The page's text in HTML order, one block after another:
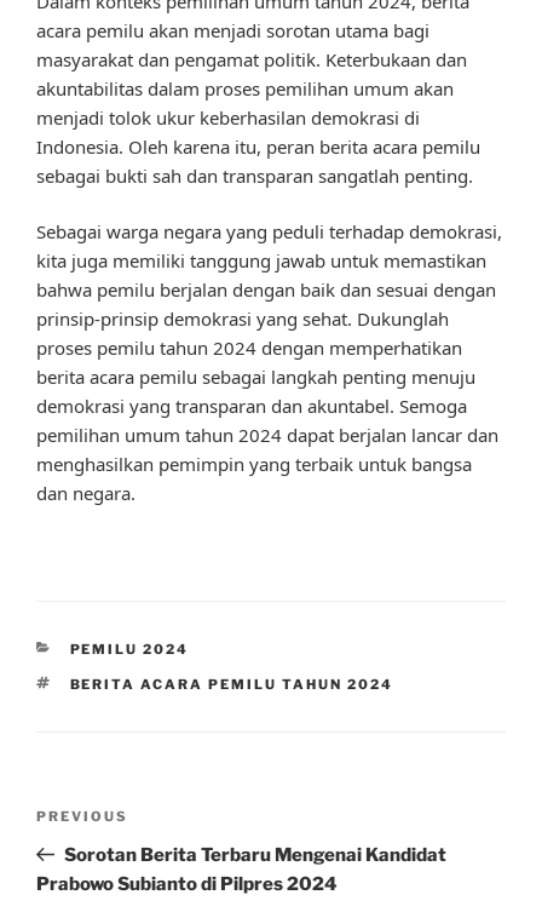
acara pemilu akan menjadi sorotan utama bagi
masyarakat dan pengamat politik. Keterbukaan dan
akuntabilitas dalam proses pemilihan umum akan
menjadi tolok ukur keberhasilan demokrasi di
Indonesia. Oleh karena itu, peran berita acara pemilu
sebagai bukti sah dan transparan sangatlah penting.
Sebagai warga negara yang peduli terhadap demokrasi,
kita juga memiliki tanggung jawab untuk memastikan
bahwa pemilu berjalan dengan baik dan sesuai dengan
prinsip-prinsip demokrasi yang sehat. Dukunglah
proses pemilu tahun 2024 dengan memperhatikan
berita acara pemilu sebagai langkah penting menuju
demokrasi yang transparan dan akuntabel. Semoga
pemilihan umum tahun 2024 dapat berjalan lancar dan
menghasilkan pemimpin yang terbaik untuk bangsa
dan negara.
CATEGORIES
PEMILU 2024
TAGS
BERITA ACARA PEMILU TAHUN 2024
Previous
Post
PREVIOUS
Sorotan Berita Terbaru Mengenai Kandidat
Prabowo Subianto di Pilpres 2024